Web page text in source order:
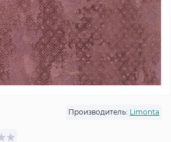
Производитель: Limonta